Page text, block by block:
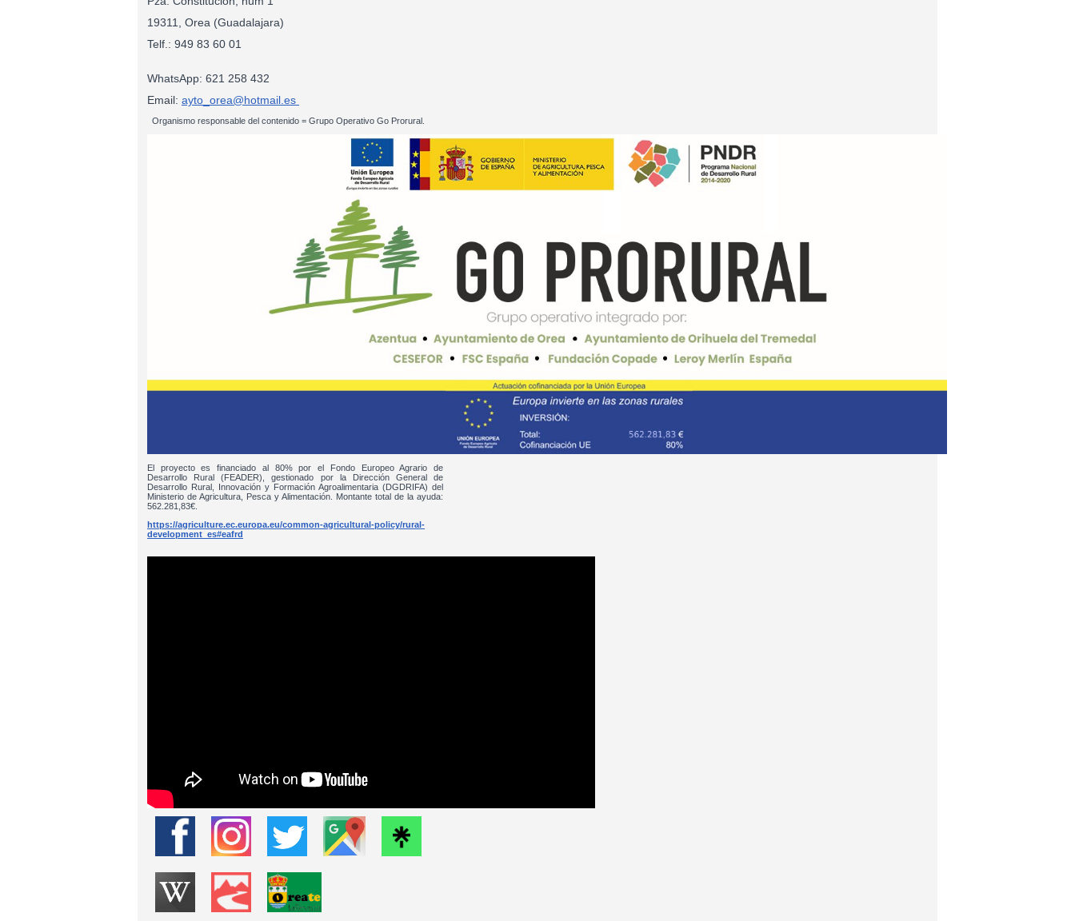
19311, Orea (Guadalajara)
Telf.: 949 83 60 01
WhatsApp: 621 258 432
Email: ayto_orea@hotmail.es
Organismo responsable del contenido = Grupo Operativo Go Prorural.
El proyecto es financiado al 80% por el Fondo Europeo Agrario de
Desarrollo Rural (FEADER), gestionado por la Dirección General de
Desarrollo Rural, Innovación y Formación Agroalimentaria (DGDRIFA) del
Ministerio de Agricultura, Pesca y Alimentación. Montante total de la ayuda:
562.281,83€.
https://agriculture.ec.europa.eu/common-agricultural-policy/rural-
development_es#eafrd